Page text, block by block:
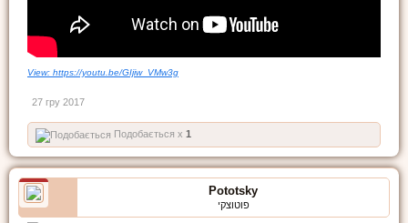
View: https://youtu.be/GIjiw_VMw3g
27 гру 2017
Подобається x 1
Pototsky
פוטוצקי